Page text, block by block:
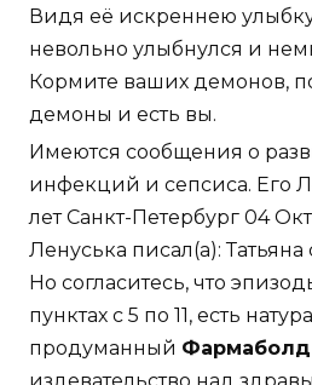
Видя её искреннею
невольно улыбнулся и
Кормите ваших демонов,
демоны и есть вы.
Имеются сообщения о
инфекций и сепсиса. Его
лет Санкт-Петербург 04 Окт
Ленуська писал(а): Татьяна
Но согласитесь, что
пунктах с 5 по 11, есть
продуманный